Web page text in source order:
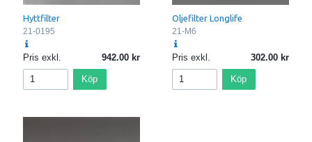
Hyttfilter
21-0195
Pris exkl. 942.00
Köp
Oljefilter Longlife
21-M6
Pris exkl. 302.00
Köp